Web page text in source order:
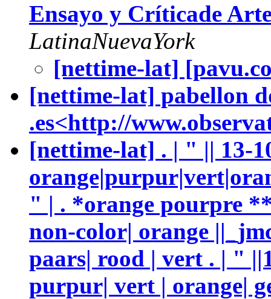
Ensayo y Críticade
LatinaNuevaYork
[nettime-lat]
[nettime-lat] pabellon
.es<http://
[nettime-lat] . | " || 13-
" | . *orange pourpre
non-color| orange
paars| rood | vert . | "
purpur| vert | orange|